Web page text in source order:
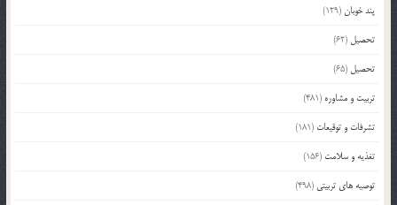
پند خوبان(129)
تحصیل (62)
تحصیل (65)
تربیت و مشاوره (481)
تشرفات و توقیعات (181)
تغذیه و سلامت (156)
توصیه های تربیتی (498)